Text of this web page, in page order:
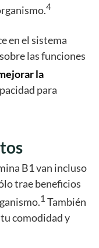
4
en el sistema
las funciones
la
para
B1 van incluso
trae beneficios
1 También
comodidad y